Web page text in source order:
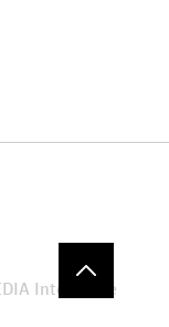
Interactive